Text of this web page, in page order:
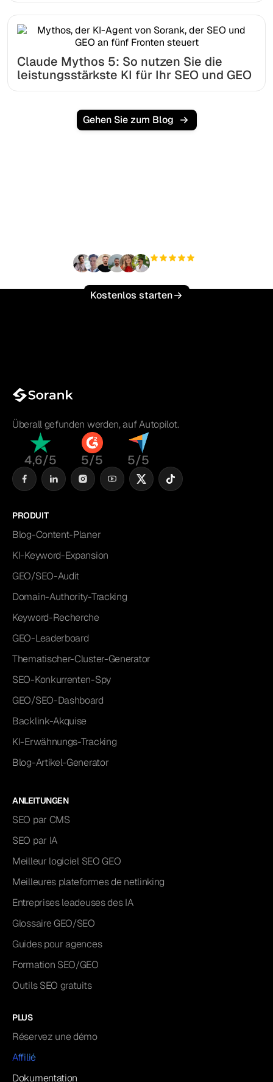
Claude Mythos 5: So nutzen Sie die
leistungsstärkste KI für Ihr SEO und GEO
Gehen Sie zum Blog
Kostenlos starten
Überall gefunden werden, auf Autopilot.
4,6/5 5/5 5/5
PRODUIT
Blog-Content-Planer
KI-Keyword-Expansion
GEO/SEO-Audit
Domain-Authority-Tracking
Keyword-Recherche
GEO-Leaderboard
Thematischer-Cluster-Generator
SEO-Konkurrenten-Spy
GEO/SEO-Dashboard
Backlink-Akquise
KI-Erwähnungs-Tracking
Blog-Artikel-Generator
ANLEITUNGEN
SEO par CMS
SEO par IA
Meilleur logiciel SEO GEO
Meilleures plateformes de netlinking
Entreprises leadeuses des IA
Glossaire GEO/SEO
Guides pour agences
Formation SEO/GEO
Outils SEO gratuits
PLUS
Réservez une démo
Affilié
Dokumentation